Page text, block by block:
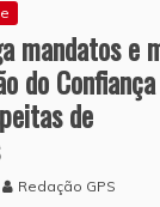
mandatos e
do
de
Redação GPS